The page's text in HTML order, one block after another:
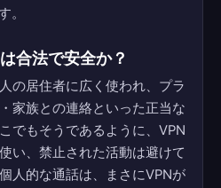
。
合法で安全か？
の居住者に広く使われ、プラ
家族との連絡といった正当な
でもそうであるように、VPN
い、禁止された活動は避けて
人的な通話は、まさにVPNが